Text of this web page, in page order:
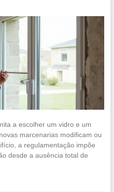
a escolher um vidro e um
marcenarias modificam ou
a regulamentação impõe
desde a ausência total de